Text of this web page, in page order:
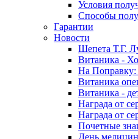
Условия
Способы
Гарантии
Новости
Шепета Т.Г.
Витаника -
На Поправку:
Витаника
Витаника -
Награда от
Награда от
Почетные
День